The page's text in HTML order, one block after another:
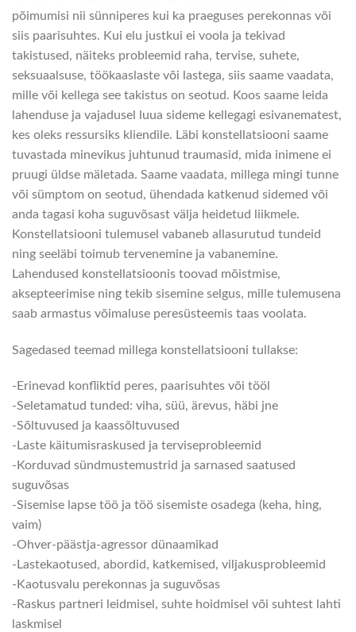
põimumisi nii sünniperes kui ka praeguses perekonnas või
siis paarisuhtes. Kui elu justkui ei voola ja tekivad
takistused, näiteks probleemid raha, tervise, suhete,
seksuaalsuse, töökaaslaste või lastega, siis saame vaadata,
mille või kellega see takistus on seotud. Koos saame leida
lahenduse ja vajadusel luua sideme kellegagi esivanematest,
kes oleks ressursiks kliendile. Läbi konstellatsiooni saame
tuvastada minevikus juhtunud traumasid, mida inimene ei
pruugi üldse mäletada. Saame vaadata, millega mingi tunne
või sümptom on seotud, ühendada katkenud sidemed või
anda tagasi koha suguvõsast välja heidetud liikmele.
Konstellatsiooni tulemusel vabaneb allasurutud tundeid
ning seeläbi toimub tervenemine ja vabanemine.
Lahendused konstellatsioonis toovad mõistmise,
aksepteerimise ning tekib sisemine selgus, mille tulemusena
saab armastus võimaluse peresüsteemis taas voolata.
Sagedased teemad millega konstellatsiooni tullakse:
-Erinevad konfliktid peres, paarisuhtes või tööl
-Seletamatud tunded: viha, süü, ärevus, häbi jne
-Sõltuvused ja kaassõltuvused
-Laste käitumisraskused ja terviseprobleemid
-Korduvad sündmustemustrid ja sarnased saatused
suguvõsas
-Sisemise lapse töö ja töö sisemiste osadega (keha, hing,
vaim)
-Ohver-päästja-agressor dünaamikad
-Lastekaotused, abordid, katkemised, viljakusprobleemid
-Kaotusvalu perekonnas ja suguvõsas
-Raskus partneri leidmisel, suhte hoidmisel või suhtest lahti
laskmisel